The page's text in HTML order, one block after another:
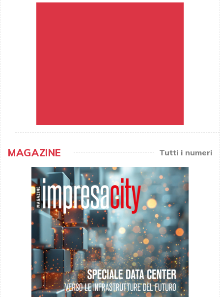
MAGAZINE Tutti i numeri